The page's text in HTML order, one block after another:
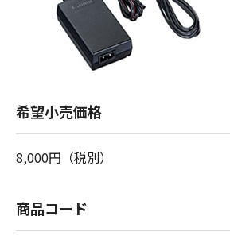
希望小売価格
8,000円（税別）
商品コード